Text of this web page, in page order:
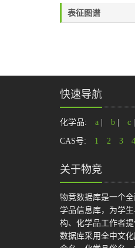
表征图谱
快速导航
化学品: a b c
CAS号: 1 2 3 4
关于物竞
物竞数据库是一个
学品信息库，为学
构、化学品工作者
数据库采用全中文